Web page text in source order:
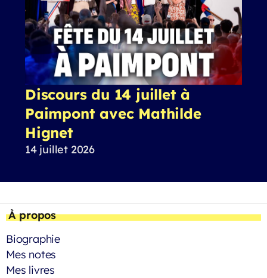
Discours du 14 juillet à
Paimpont avec Mathilde
Hignet
14 juillet 2026
À propos
Biographie
Mes notes
Mes livres